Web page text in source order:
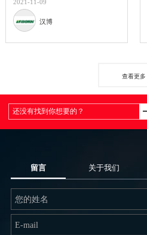
2021-11-09
汉博
查看更多
留言 关于我们